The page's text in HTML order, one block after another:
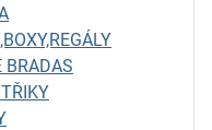
BRADAS